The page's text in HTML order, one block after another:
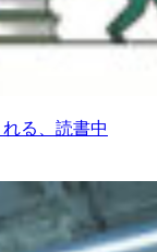
る、読書中